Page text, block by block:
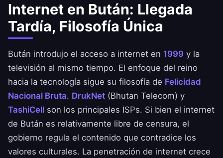
Internet en Bután: Llegada
Tardía, Filosofía Única
Bután introdujo el acceso a internet en 1999 y la
televisión al mismo tiempo. El enfoque del reino
hacia la tecnología sigue su filosofía de Felicidad
Nacional Bruta. DrukNet (Bhutan Telecom) y
TashiCell son los principales ISPs. Si bien el internet
de Bután es relativamente libre de censura, el
gobierno regula el contenido que contradice los
valores culturales. La penetración de internet crece